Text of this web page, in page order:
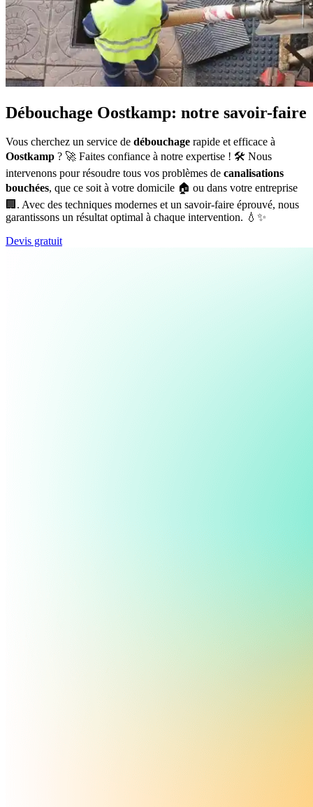
Débouchage Oostkamp: notre savoir-faire
Vous cherchez un service de débouchage rapide et efficace à
Oostkamp ? 🚀 Faites confiance à notre expertise ! 🛠️ Nous
intervenons pour résoudre tous vos problèmes de canalisations
bouchées, que ce soit à votre domicile 🏠 ou dans votre entreprise
🏢. Avec des techniques modernes et un savoir-faire éprouvé, nous
garantissons un résultat optimal à chaque intervention. 💧✨
Devis gratuit